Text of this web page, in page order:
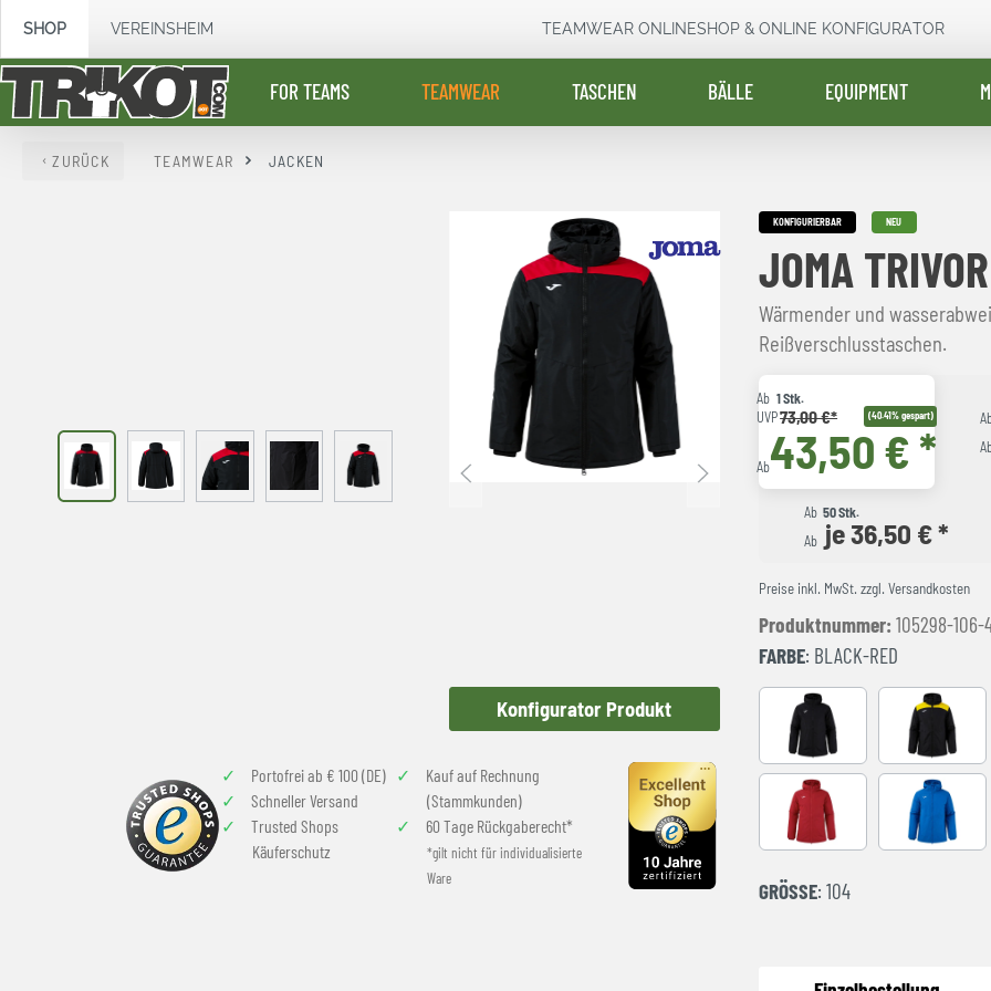
Zur Hauptnavigation springen
SHOP VEREINSHEIM TEAMWEAR ONLINESHOP & ONLINE KONFIGURATOR
FOR TEAMS TEAMWEAR TASCHEN BÄLLE EQUIPMENT
ZURÜCK TEAMWEAR JACKEN
Konfigurator Produkt
Portofrei ab € 100 (DE)
Schneller Versand
Trusted Shops
Käuferschutz
Kauf auf Rechnung
(Stammkunden)
60 Tage Rückgaberecht*
*gilt nicht für individualisierte
Ware
KONFIGURIERBAR NEU
JOMA
Wärmender und
Reißverschlusstaschen.
Ab 1 Stk.
UVP73,00 €* (40.41% gespart)
Ab43,50 € *
Ab 50 Stk.
Ab je 36,50 € *
Preise inkl. MwSt. zzgl. Versandkosten
Produktnummer: 105298-106-
FARBE: BLACK-RED
Black BLACK-
red royal
GRÖSSE : 104